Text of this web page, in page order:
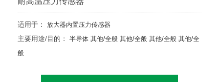
适用于： 放大器内置压力传感器
主要用途/目的： 半导体 其他/全般 其他/全般 其他/全般 其他/全
般